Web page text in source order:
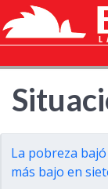
La pobreza
más bajo en